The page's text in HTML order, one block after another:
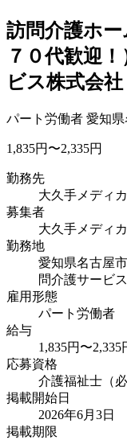
訪問介護ホ
７０代歓迎
ビス株式会社
パート労働者 愛知
1,835円〜2,335円
勤務先
大久手メディ
募集者
大久手メディ
勤務地
愛知県名古屋
問介護サービ
雇用形態
パート労働者
給与
1,835円〜2,335
応募資格
介護福祉士（必
掲載開始日
2026年6月3日
掲載期限